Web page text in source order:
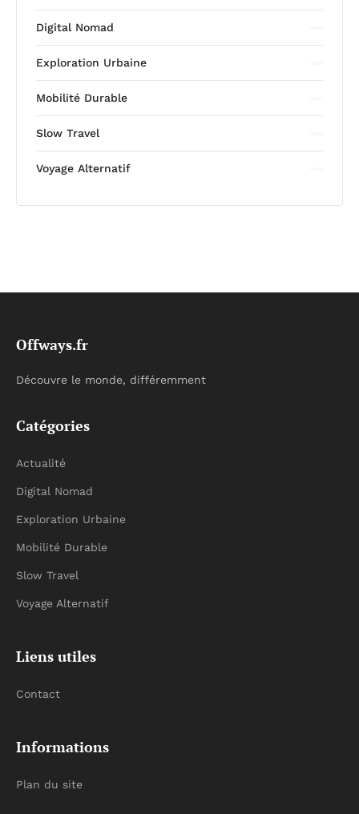
Digital Nomad
Exploration Urbaine
Mobilité Durable
Slow Travel
Voyage Alternatif
Offways.fr
Découvre le monde, différemment
Catégories
Actualité
Digital Nomad
Exploration Urbaine
Mobilité Durable
Slow Travel
Voyage Alternatif
Liens utiles
Contact
Informations
Plan du site